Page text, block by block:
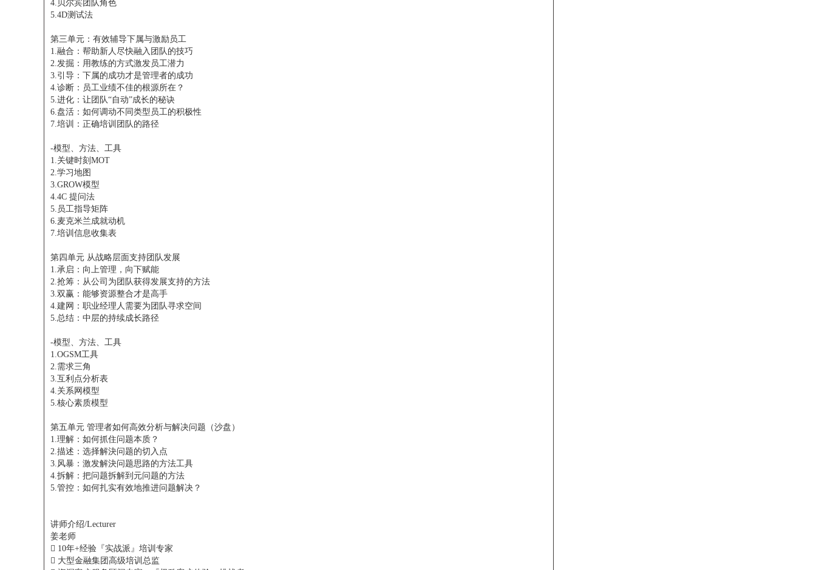
4.贝尔宾团队角色
5.4D测试法
第三单元：有效辅导下属与激励员工
1.融合：帮助新人尽快融入团队的技巧
2.发掘：用教练的方式激发员工潜力
3.引导：下属的成功才是管理者的成功
4.诊断：员工业绩不佳的根源所在？
5.进化：让团队“自动”成长的秘诀
6.盘活：如何调动不同类型员工的积极性
7.培训：正确培训团队的路径
-模型、方法、工具
1.关键时刻MOT
2.学习地图
3.GROW模型
4.4C 提问法
5.员工指导矩阵
6.麦克米兰成就动机
7.培训信息收集表
第四单元 从战略层面支持团队发展
1.承启：向上管理，向下赋能
2.抢筹：从公司为团队获得发展支持的方法
3.双赢：能够资源整合才是高手
4.建网：职业经理人需要为团队寻求空间
5.总结：中层的持续成长路径
-模型、方法、工具
1.OGSM工具
2.需求三角
3.互利点分析表
4.关系网模型
5.核心素质模型
第五单元 管理者如何高效分析与解决问题（沙盘）
1.理解：如何抓住问题本质？
2.描述：选择解決问题的切入点
3.风暴：激发解決问题思路的方法工具
4.拆解：把问题拆解到元问题的方法
5.管控：如何扎实有效地推进问题解决？
讲师介绍/Lecturer
姜老师
 10年+经验『实战派』培训专家
 大型金融集团高级培训总监